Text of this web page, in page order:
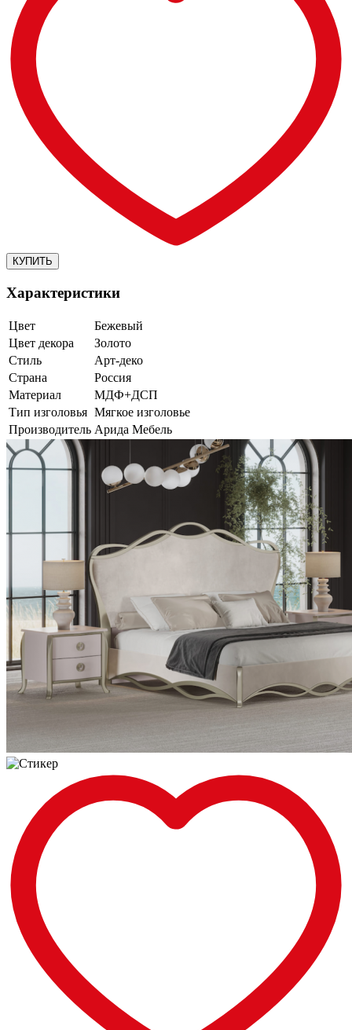
Характеристики
Цвет
Бежевый
Цвет декора
Золото
Стиль
Арт-деко
Страна
Россия
Материал
МДФ+ДСП
Тип изголовья Мягкое изголовье
Производитель Арида Мебель